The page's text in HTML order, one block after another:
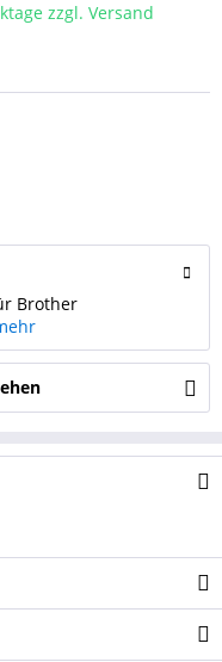
zzgl. Versand
Brother